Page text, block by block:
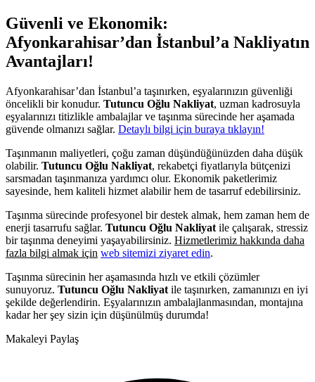
Güvenli ve Ekonomik:
Afyonkarahisar’dan İstanbul’a Nakliyatın
Avantajları!
Afyonkarahisar’dan İstanbul’a taşınırken, eşyalarınızın güvenliği
öncelikli bir konudur. Tutuncu Oğlu Nakliyat, uzman kadrosuyla
eşyalarınızı titizlikle ambalajlar ve taşınma sürecinde her aşamada
güvende olmanızı sağlar. Detaylı bilgi için buraya tıklayın!
Taşınmanın maliyetleri, çoğu zaman düşündüğünüzden daha düşük
olabilir. Tutuncu Oğlu Nakliyat, rekabetçi fiyatlarıyla bütçenizi
sarsmadan taşınmanıza yardımcı olur. Ekonomik paketlerimiz
sayesinde, hem kaliteli hizmet alabilir hem de tasarruf edebilirsiniz.
Taşınma sürecinde profesyonel bir destek almak, hem zaman hem de
enerji tasarrufu sağlar. Tutuncu Oğlu Nakliyat ile çalışarak, stressiz
bir taşınma deneyimi yaşayabilirsiniz. Hizmetlerimiz hakkında daha
fazla bilgi almak için web sitemizi ziyaret edin.
Taşınma sürecinin her aşamasında hızlı ve etkili çözümler
sunuyoruz. Tutuncu Oğlu Nakliyat ile taşınırken, zamanınızı en iyi
şekilde değerlendirin. Eşyalarınızın ambalajlanmasından, montajına
kadar her şey sizin için düşünülmüş durumda!
Makaleyi Paylaş